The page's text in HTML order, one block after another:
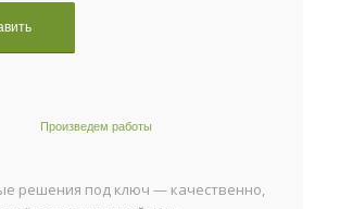
Произведем работы
решения под ключ — качественно,